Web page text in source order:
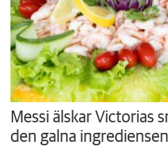
Messi älskar Victorias
den galna ingrediensen